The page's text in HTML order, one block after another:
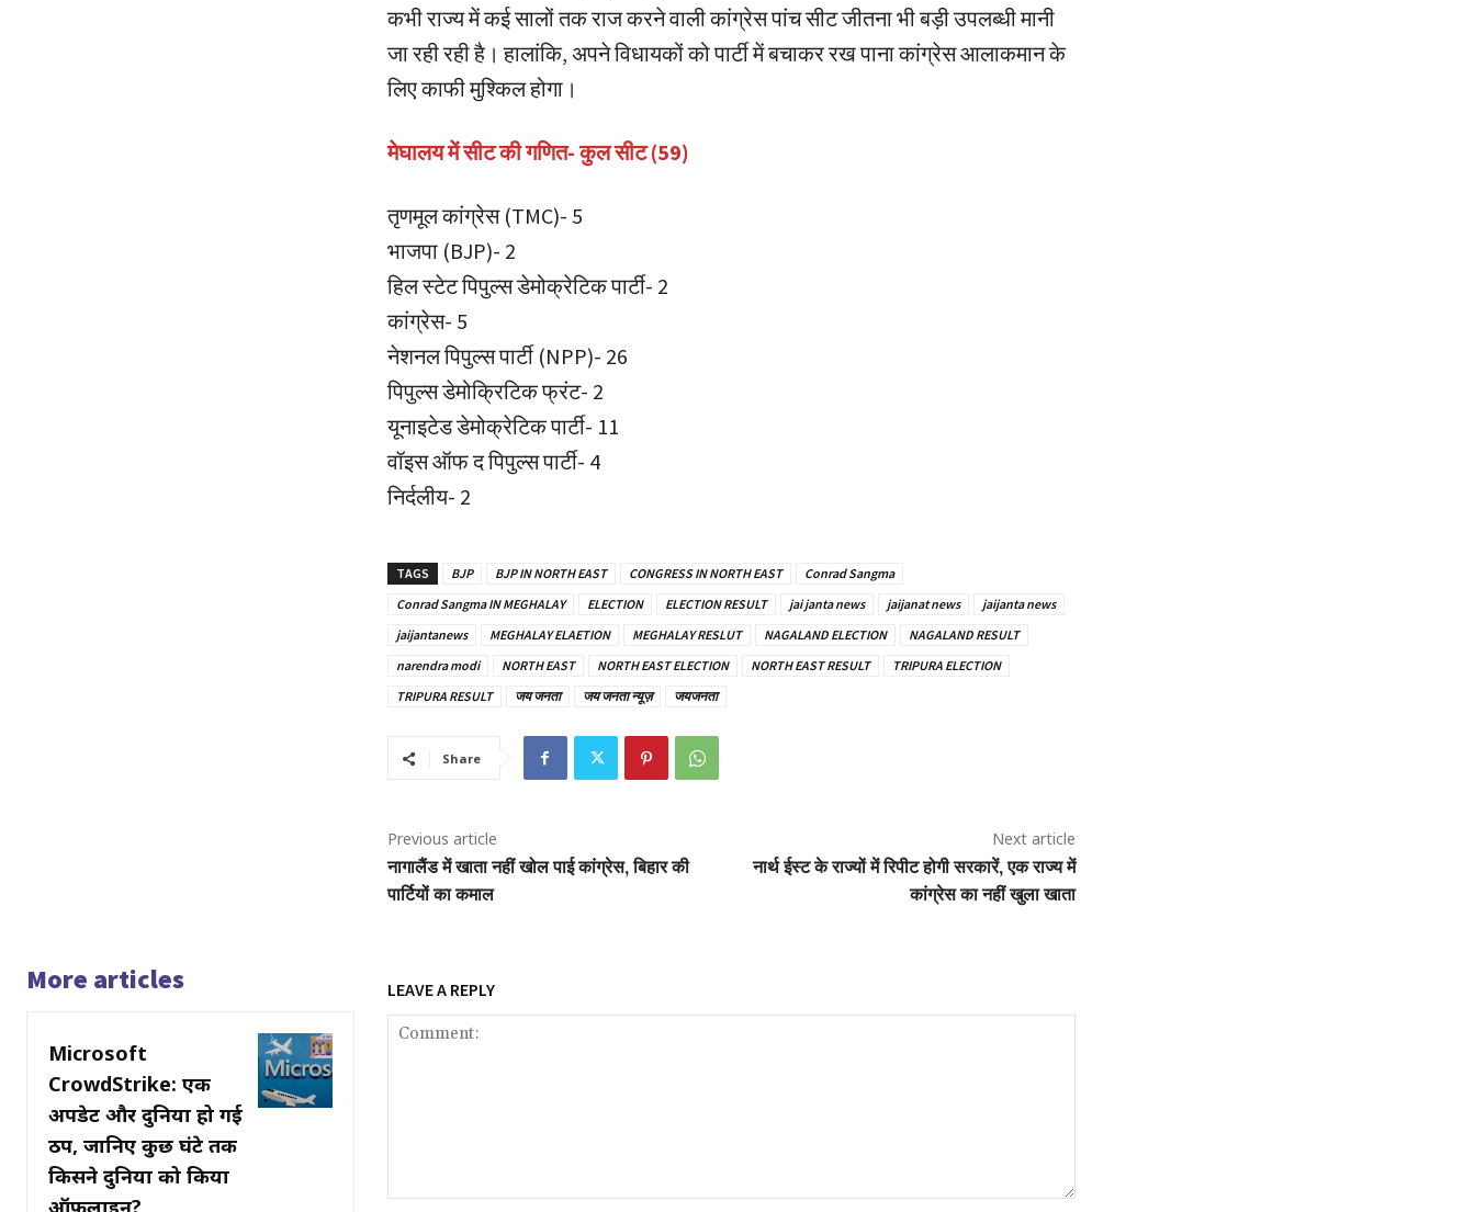
कभी राज्य में कई सालों तक राज करने वाली कांग्रेस पांच सीट जीतना भी बड़ी उपलब्धी मानी
जा रही रही है। हालांकि, अपने विधायकों को पार्टी में बचाकर रख पाना कांग्रेस आलाकमान के
लिए काफी मुश्किल होगा।
मेघालय में सीट की गणित- कुल सीट (59)
तृणमूल कांग्रेस (TMC)- 5
भाजपा (BJP)- 2
हिल स्टेट पिपुल्स डेमोक्रेटिक पार्टी- 2
कांग्रेस- 5
नेशनल पिपुल्स पार्टी (NPP)- 26
पिपुल्स डेमोक्रिटिक फ्रंट- 2
यूनाइटेड डेमोक्रेटिक पार्टी- 11
वॉइस ऑफ द पिपुल्स पार्टी- 4
निर्दलीय- 2
TAGS BJP BJP IN NORTH EAST CONGRESS IN NORTH EAST
Conrad Sangma
Conrad Sangma IN MEGHALAY
ELECTION ELECTION RESULT jai janta news jaijanat news
jaijanta news
jaijantanews
MEGHALAY ELAETION MEGHALAY RESLUT NAGALAND ELECTION
NAGALAND RESULT
narendra modi
NORTH EAST NORTH EAST ELECTION NORTH EAST RESULT
TRIPURA ELECTION
TRIPURA RESULT
जय जनता जय जनता न्यूज़ जयजनता
Share
Previous article
नागालैंड में खाता नहीं खोल पाई कांग्रेस, बिहार की
पार्टियों का कमाल
Next article
नार्थ ईस्ट के राज्यों में रिपीट होगी सरकारें, एक राज्य में
कांग्रेस का नहीं खुला खाता
More articles
Microsoft
CrowdStrike: एक
अपडेट और दुनिया हो गई
ठप, जानिए कुछ घंटे तक
किसने दुनिया को किया
LEAVE A REPLY